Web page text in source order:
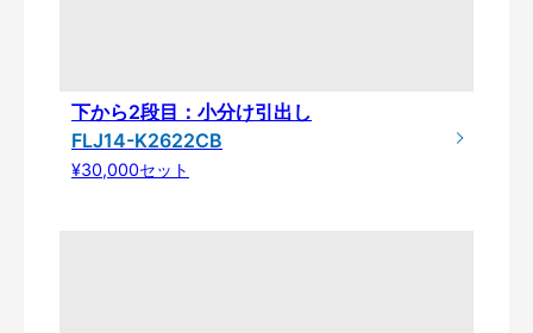
下から2段目：小分け引出し
FLJ14-K2622CB
¥30,000セット